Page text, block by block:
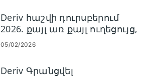
Deriv հաշվի դուրսբերում
2026. քայլ առ քայլ ուղեցույց,
վճարներ և մշակման
ժամանակը
05/02/2026
Deriv Գրանցվել